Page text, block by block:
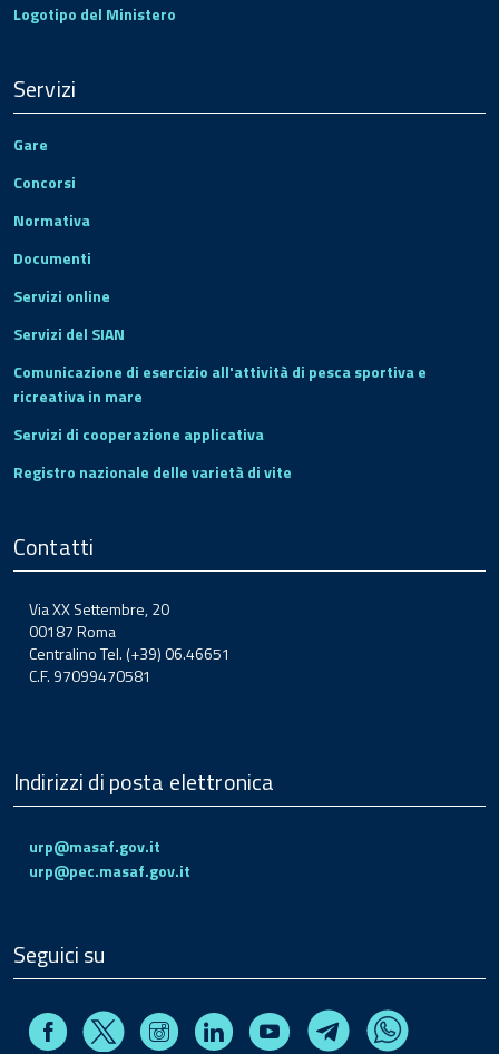
Logotipo del Ministero
Servizi
Gare
Concorsi
Normativa
Documenti
Servizi online
Servizi del SIAN
Comunicazione di esercizio all'attività di pesca sportiva e
ricreativa in mare
Servizi di cooperazione applicativa
Registro nazionale delle varietà di vite
Contatti
Via XX Settembre, 20
00187 Roma
Centralino Tel. (+39) 06.46651
C.F. 97099470581
Indirizzi di posta elettronica
urp@masaf.gov.it
urp@pec.masaf.gov.it
Seguici su
FacebookX InstagramLinkedin Youtube TelegramWhatsapp